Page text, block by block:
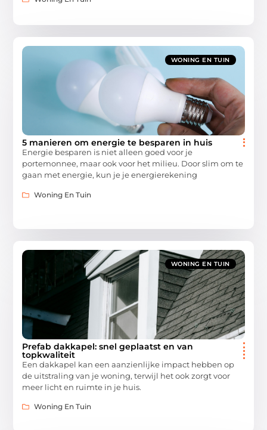
WONING EN TUIN
5 manieren om energie te besparen in huis
Energie besparen is niet alleen goed voor je
portemonnee, maar ook voor het milieu. Door slim om te
gaan met energie, kun je je energierekening
Woning En Tuin
WONING EN TUIN
Prefab dakkapel: snel geplaatst en van
topkwaliteit
Een dakkapel kan een aanzienlijke impact hebben op
de uitstraling van je woning, terwijl het ook zorgt voor
meer licht en ruimte in je huis.
Woning En Tuin